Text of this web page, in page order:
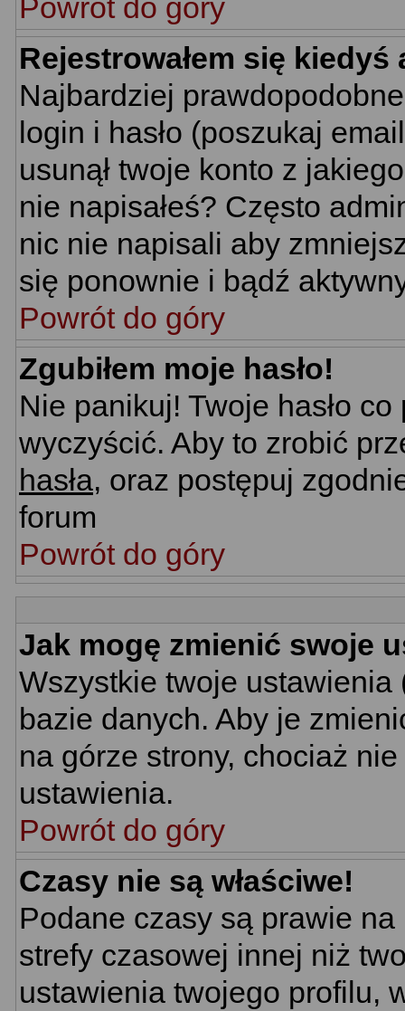
Powrót do góry
Rejestrowałem się
Najbardziej
login i hasło (poszukaj
usunął twoje konto z
nie napisałeś? Często
nic nie napisali aby
się ponownie i bądź
Powrót do góry
Zgubiłem moje hasło!
Nie panikuj! Twoje hasło
wyczyścić. Aby to zrobić
hasła, oraz postępuj
forum
Powrót do góry
Jak mogę zmienić swoje
Wszystkie twoje
bazie danych. Aby je
na górze strony, chociaż
ustawienia.
Powrót do góry
Czasy nie są właściwe!
Podane czasy są prawie
strefy czasowej innej niż
ustawienia twojego profilu,